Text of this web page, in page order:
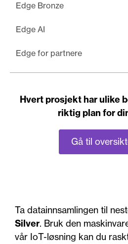
Edge Bronze
Edge AI
Edge for partnere
Hvert prosjekt har ulike
riktig plan for
Gå til
Ta datainnsamlingen til
Silver. Bruk den
vår IoT-løsning kan du